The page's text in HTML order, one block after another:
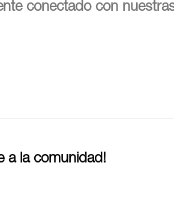
conectado con
a la comunidad!